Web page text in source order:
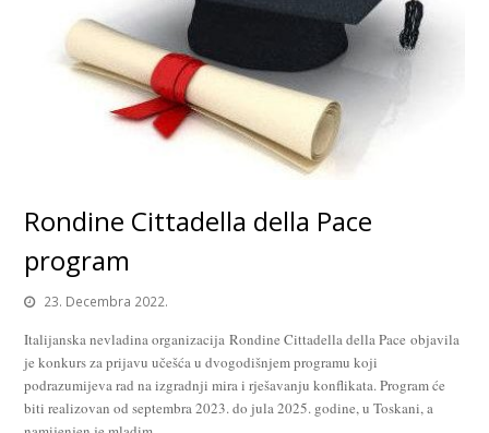
Rondine Cittadella della Pace
program
23. Decembra 2022.
Italijanska nevladina organizacija Rondine Cittadella della Pace objavila
je konkurs za prijavu učešća u dvogodišnjem programu koji
podrazumijeva rad na izgradnji mira i rješavanju konflikata. Program će
biti realizovan od septembra 2023. do jula 2025. godine, u Toskani, a